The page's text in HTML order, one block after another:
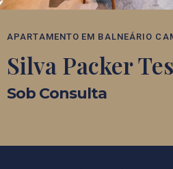
APARTAMENTO EM BALNEÁRIO
Silva Packer
Sob Consulta